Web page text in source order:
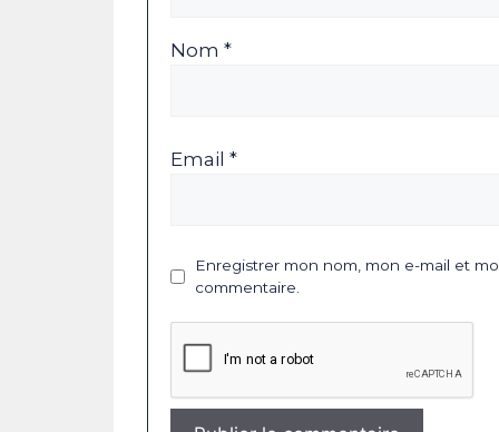
Nom *
Email *
Enregistrer mon nom, mon e-mail et
commentaire.